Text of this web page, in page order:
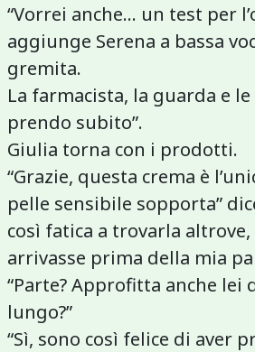
“Vorrei anche… un test per
aggiunge Serena a bassa
gremita.
La farmacista, la guarda e le
prendo subito”.
Giulia torna con i prodotti.
“Grazie, questa crema è
pelle sensibile sopporta”
così fatica a trovarla
arrivasse prima della mia
“Parte? Approfitta anche lei
lungo?”
“Sì, sono così felice di aver